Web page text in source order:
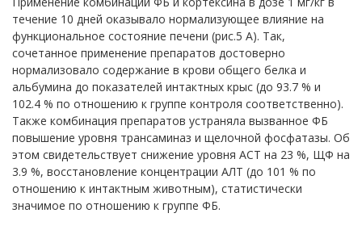
течение 10 дней оказывало нормализующее влияние на
функциональное состояние печени (рис.5 А). Так,
сочетанное применение препаратов достоверно
нормализовало содержание в крови общего белка и
альбумина до показателей интактных крыс (до 93.7 % и
102.4 % по отношению к группе контроля соответственно).
Также комбинация препаратов устраняла вызванное ФБ
повышение уровня трансаминаз и щелочной фосфатазы. Об
этом свидетельствует снижение уровня АСТ на 23 %, ЩФ на
3.9 %, восстановление концентрации АЛТ (до 101 % по
отношению к интактным животным), статистически
значимое по отношению к группе ФБ.